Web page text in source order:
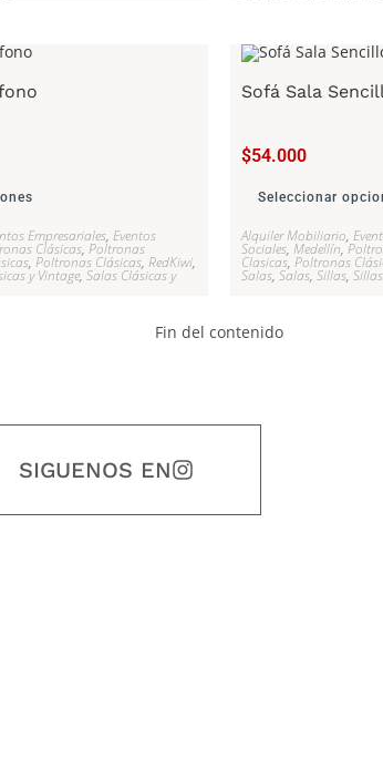
Empresariales, Eventos
Clásicas, Poltronas
, Poltronas Clásicas, RedKiwi,
y Vintage, Salas Clásicas y
Sofá Sala
$54.000
Seleccionar
Alquiler Mobiliario,
Sociales, Medellín,
Clasicas, Poltronas
Salas, Salas, Sillas, Sillas
Fin del contenido
SIGUENOS EN